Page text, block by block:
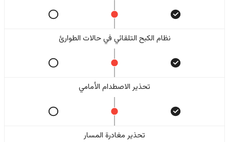
نظام الكبح التلقائي في حالات الطوارئ
تحذير الاصطدام الأمامي
تحذير مغادرة المسار